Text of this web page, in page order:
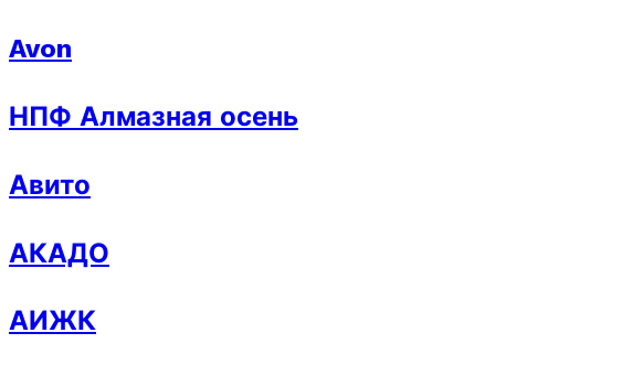
Avon
НПФ Алмазная осень
Авито
АКАДО
АИЖК